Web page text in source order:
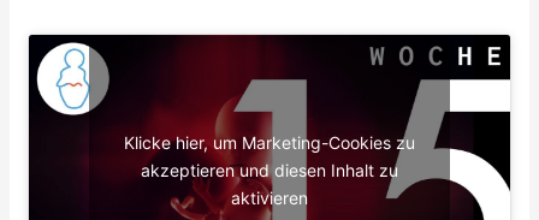
Klicke hier, um Marketing-Cookies zu
akzeptieren und diesen Inhalt zu
aktivieren